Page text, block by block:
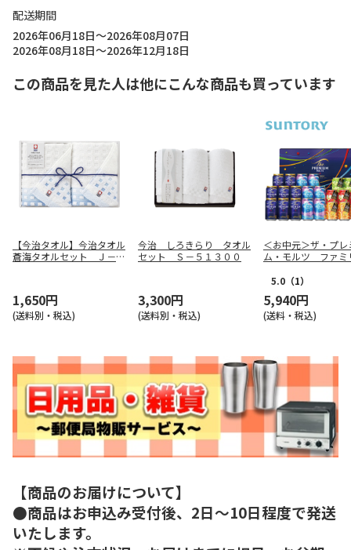
配送期間
2026年06月18日～2026年08月07日
2026年08月18日～2026年12月18日
この商品を見た人は他にこんな商品も買っています
【今治タオル】今治タオル
蒼海タオルセット Ｊ－４
1,650円
(送料別・税込)
今治 しろきらり タオル
セット Ｓ－５１３００
3,300円
(送料別・税込)
＜お中元＞ザ・プレ
ム・モルツ ファミ
5.0 （1）
5,940円
(送料・税込)
【商品のお届けについて】
●商品はお申込み受付後、2日～10日程度で発送
いたします。